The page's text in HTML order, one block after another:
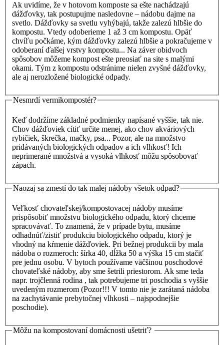
Ak uvidíme, že v hotovom komposte sa ešte nachádzajú
dážďovky, tak postupujme nasledovne – nádobu dajme na
svetlo. Dážďovky sa svetlu vyhýbajú, takže zalezú hlbšie do
kompostu. Vtedy odoberieme 1 až 3 cm kompostu. Opäť
chvíľu počkáme, kým dážďovky zalezú hlbšie a pokračujeme v
odoberaní ďalšej vrstvy kompostu... Na záver obidvoch
spôsobov môžeme kompost ešte preosiať na site s malými
okami. Tým z kompostu odstránime nielen zvyšné dážďovky,
ale aj nerozložené biologické odpady.
Nesmrdí vermikompostér?
Keď dodržíme základné podmienky napísané vyššie, tak nie.
Chov dážďoviek cítiť určite menej, ako chov akváriových
rybičiek, škrečka, mačky, psa... Pozor, ale na množstvo
pridávaných biologických odpadov a ich vlhkosť! Ich
neprimerané množstvá a vysoká vlhkosť môžu spôsobovať
zápach.
Naozaj sa zmestí do tak malej nádoby všetok odpad?
Veľkosť chovateľskej/kompostovacej nádoby musíme
prispôsobiť množstvu biologického odpadu, ktorý chceme
spracovávať. To znamená, že v prípade bytu, musíme
odhadnúť/zistiť produkciu biologického odpadu, ktorý je
vhodný na kŕmenie dážďoviek. Pri bežnej produkcii by mala
nádoba o rozmeroch: šírka 40, dĺžka 50 a výška 15 cm stačiť
pre jednu osobu. V bytoch používame väčšinou poschodové
chovateľské nádoby, aby sme šetrili priestorom. Ak sme teda
napr. trojčlenná rodina , tak potrebujeme tri poschodia s vyššie
uvedeným rozmerom (Pozor!!! V tomto nie je zarátaná nádoba
na zachytávanie prebytočnej vlhkosti – najspodnejšie
poschodie).
Môžu na kompostovaní domácnosti ušetriť?